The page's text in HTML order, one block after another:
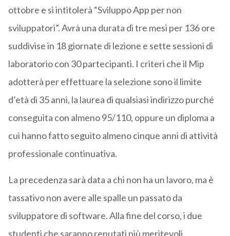
ottobre e si intitolerà “Sviluppo App per non
sviluppatori”. Avrà una durata di tre mesi per 136 ore
suddivise in 18 giornate di lezione e sette sessioni di
laboratorio con 30 partecipanti. I criteri che il Mip
adotterà per effettuare la selezione sono il limite
d’età di 35 anni, la laurea di qualsiasi indirizzo purché
conseguita con almeno 95/110, oppure un diploma a
cui hanno fatto seguito almeno cinque anni di attività
professionale continuativa.
La precedenza sarà data a chi non ha un lavoro, ma è
tassativo non avere alle spalle un passato da
sviluppatore di software. Alla fine del corso, i due
studenti che saranno reputati più meritevoli